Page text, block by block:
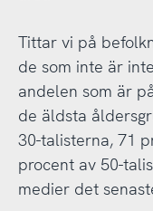
Tittar vi på
de som inte är
andelen som är
de äldsta
30-talisterna, 71
procent av 50-
medier det